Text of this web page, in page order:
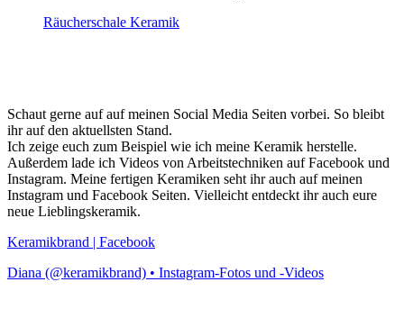
Räucherschale Keramik
Schaut gerne auf auf meinen Social Media Seiten vorbei. So bleibt
ihr auf den aktuellsten Stand.
Ich zeige euch zum Beispiel wie ich meine Keramik herstelle.
Außerdem lade ich Videos von Arbeitstechniken auf Facebook und
Instagram. Meine fertigen Keramiken seht ihr auch auf meinen
Instagram und Facebook Seiten. Vielleicht entdeckt ihr auch eure
neue Lieblingskeramik.
Keramikbrand | Facebook
Diana (@keramikbrand) • Instagram-Fotos und -Videos